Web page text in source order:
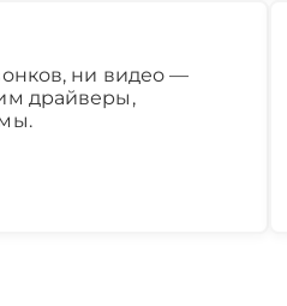
ни видео —
драйверы,